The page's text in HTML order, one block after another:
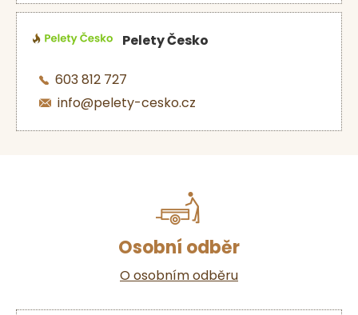
Pelety Česko
603 812 727
info@pelety-cesko.cz
Osobní odběr
O osobním odběru